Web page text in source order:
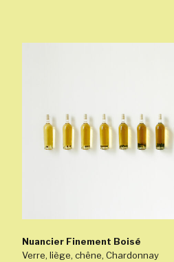
Nuancier Finement Boisé
Verre, liège, chêne, Chardonnay